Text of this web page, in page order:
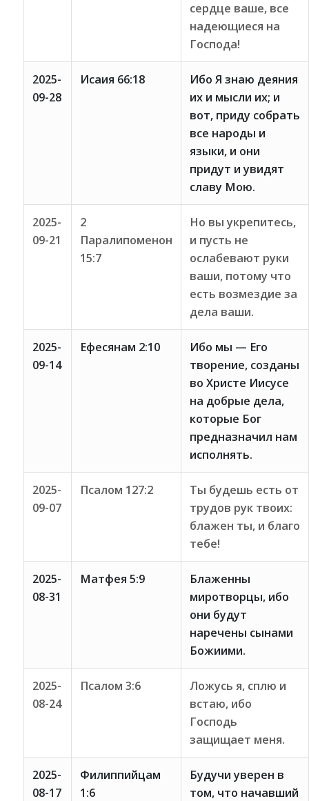
сердце ваше, все
надеющиеся на
Господа!
2025-
09-28
Исаия 66:18
Ибо Я знаю деяния
их и мысли их; и
вот, приду собрать
все народы и
языки, и они
придут и увидят
славу Мою.
2025-
09-21
2
Паралипоменон
15:7
Но вы укрепитесь,
и пусть не
ослабевают руки
ваши, потому что
есть возмездие за
дела ваши.
2025-
09-14
Ефесянам 2:10
Ибо мы — Его
творение, созданы
во Христе Иисусе
на добрые дела,
которые Бог
предназначил нам
исполнять.
2025-
09-07
Псалом 127:2
Ты будешь есть от
трудов рук твоих:
блажен ты, и благо
тебе!
2025-
08-31
Матфея 5:9
Блаженны
миротворцы, ибо
они будут
наречены сынами
Божиими.
2025-
08-24
Псалом 3:6
Ложусь я, сплю и
встаю, ибо
Господь
защищает меня.
2025-
08-17
Филиппийцам
1:6
Будучи уверен в
том, что начавший